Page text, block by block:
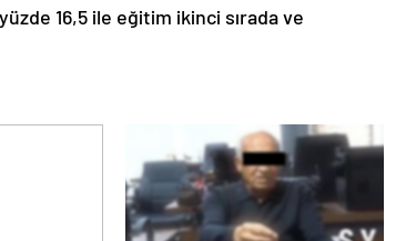
16,5 ile eğitim ikinci sırada ve